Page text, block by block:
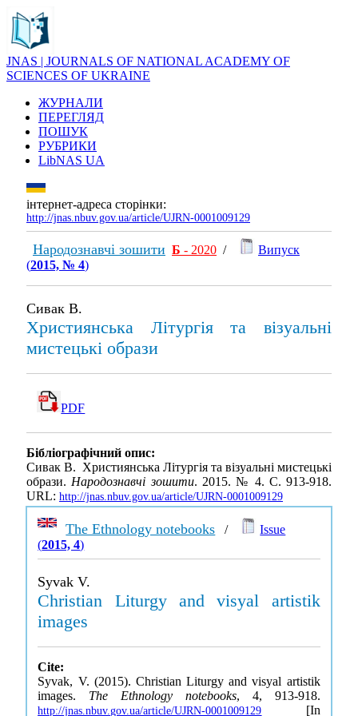
JNAS | JOURNALS OF NATIONAL ACADEMY OF
SCIENCES OF UKRAINE
ЖУРНАЛИ
ПЕРЕГЛЯД
ПОШУК
РУБРИКИ
LibNAS UA
інтернет-адреса сторінки:
http://jnas.nbuv.gov.ua/article/UJRN-0001009129
Народознавчі зошити Б - 2020 /
Випуск
(2015, № 4)
Сивак В.
Християнська Літургія та візуальні
мистецькі образи
PDF
Бібліографічний опис:
Сивак В. Християнська Літургія та візуальні мистецькі
образи.Народознавчі зошити. 2015. № 4. С. 913-918.
URL: http://jnas.nbuv.gov.ua/article/UJRN-0001009129
The Ethnology notebooks /
Issue
(2015, 4)
Syvak V.
Christian Liturgy and visyal artistik
images
Cite:
Syvak, V. (2015). Christian Liturgy and visyal artistik
images. The Ethnology notebooks, 4, 913-918.
http://jnas.nbuv.gov.ua/article/UJRN-0001009129 [In